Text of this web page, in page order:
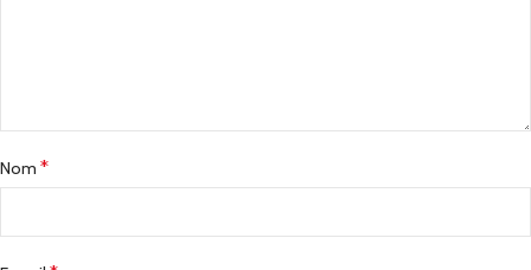
Nom *